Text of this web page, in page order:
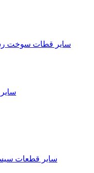
سایر قطات سوخت
سایر قطعات